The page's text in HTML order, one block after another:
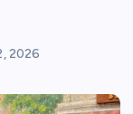
2026